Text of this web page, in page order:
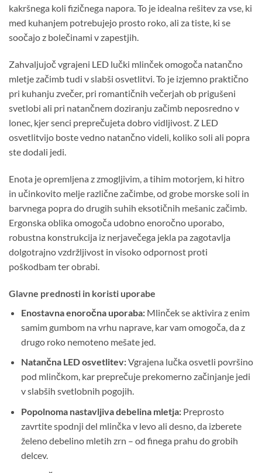
kakršnega koli fizičnega napora. To je idealna rešitev za vse, ki
med kuhanjem potrebujejo prosto roko, ali za tiste, ki se
soočajo z bolečinami v zapestjih.
Zahvaljujoč vgrajeni LED lučki mlinček omogoča natančno
mletje začimb tudi v slabši osvetlitvi. To je izjemno praktično
pri kuhanju zvečer, pri romantičnih večerjah ob prigušeni
svetlobi ali pri natančnem doziranju začimb neposredno v
lonec, kjer senci preprečujeta dobro vidljivost. Z LED
osvetlitvijo boste vedno natančno videli, koliko soli ali popra
ste dodali jedi.
Enota je opremljena z zmogljivim, a tihim motorjem, ki hitro
in učinkovito melje različne začimbe, od grobe morske soli in
barvnega popra do drugih suhih eksotičnih mešanic začimb.
Ergonska oblika omogoča udobno enoročno uporabo,
robustna konstrukcija iz nerjavečega jekla pa zagotavlja
dolgotrajno vzdržljivost in visoko odpornost proti
poškodbam ter obrabi.
Glavne prednosti in koristi uporabe
Enostavna enoročna uporaba:Mlinček se aktivira z enim
samim gumbom na vrhu naprave, kar vam omogoča, da z
drugo roko nemoteno mešate jed.
Natančna LED osvetlitev:Vgrajena lučka osvetli površino
pod mlinčkom, kar preprečuje prekomerno začinjanje jedi
v slabših svetlobnih pogojih.
Popolnoma nastavljiva debelina mletja:Preprosto
zavrtite spodnji del mlinčka v levo ali desno, da izberete
želeno debelino mletih zrn – od finega prahu do grobih
delcev.